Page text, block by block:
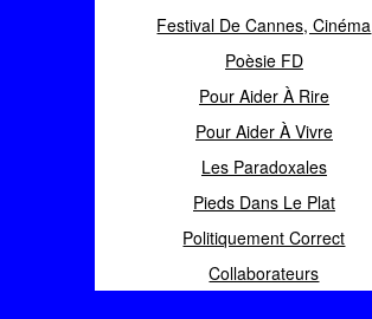
Festival De Cannes, Cinéma
Poèsie FD
Pour Aider À Rire
Pour Aider À Vivre
Les Paradoxales
Pieds Dans Le Plat
Politiquement Correct
Collaborateurs